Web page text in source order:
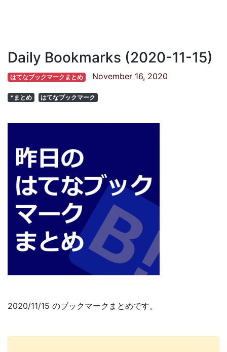
Daily Bookmarks (2020-11-15)
はてなブックマークまとめ November 16, 2020
*まとめ はてなブックマーク
2020/11/15 のブックマークまとめです。